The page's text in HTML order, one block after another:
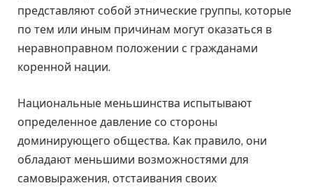
представляют собой этнические группы, которые
по тем или иным причинам могут оказаться в
неравноправном положении с гражданами
коренной нации.
Национальные меньшинства испытывают
определенное давление со стороны
доминирующего общества. Как правило, они
обладают меньшими возможностями для
самовыражения, отстаивания своих